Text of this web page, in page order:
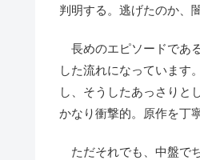
判明する。逃げたのか、
長めのエピソードであ
した流れになっています
し、そうしたあっさりと
かなり衝撃的。原作を丁
ただそれでも、中盤で